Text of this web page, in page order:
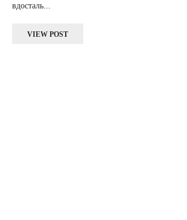
вдосталь...
VIEW POST